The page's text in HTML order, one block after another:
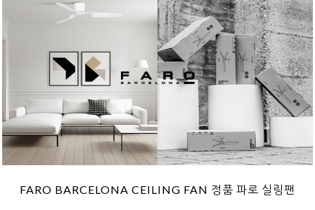
FARO BARCELONA CEILING FAN 정품 파로 실링팬